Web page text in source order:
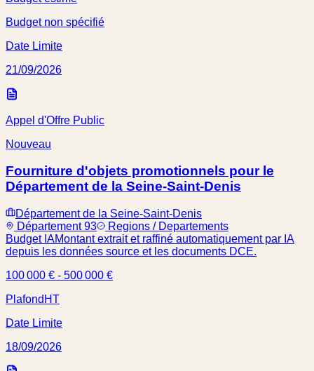
Budget non spécifié
Date Limite
21/09/2026
Appel d'Offre Public
Nouveau
Fourniture d'objets promotionnels pour le
Département de la Seine-Saint-Denis
Département de la Seine-Saint-Denis
Département 93
Regions / Departements
Budget IAMontant extrait et raffiné automatiquement par IA
depuis les données source et les documents DCE.
100 000 € - 500 000 €
Plafond HT
Date Limite
18/09/2026